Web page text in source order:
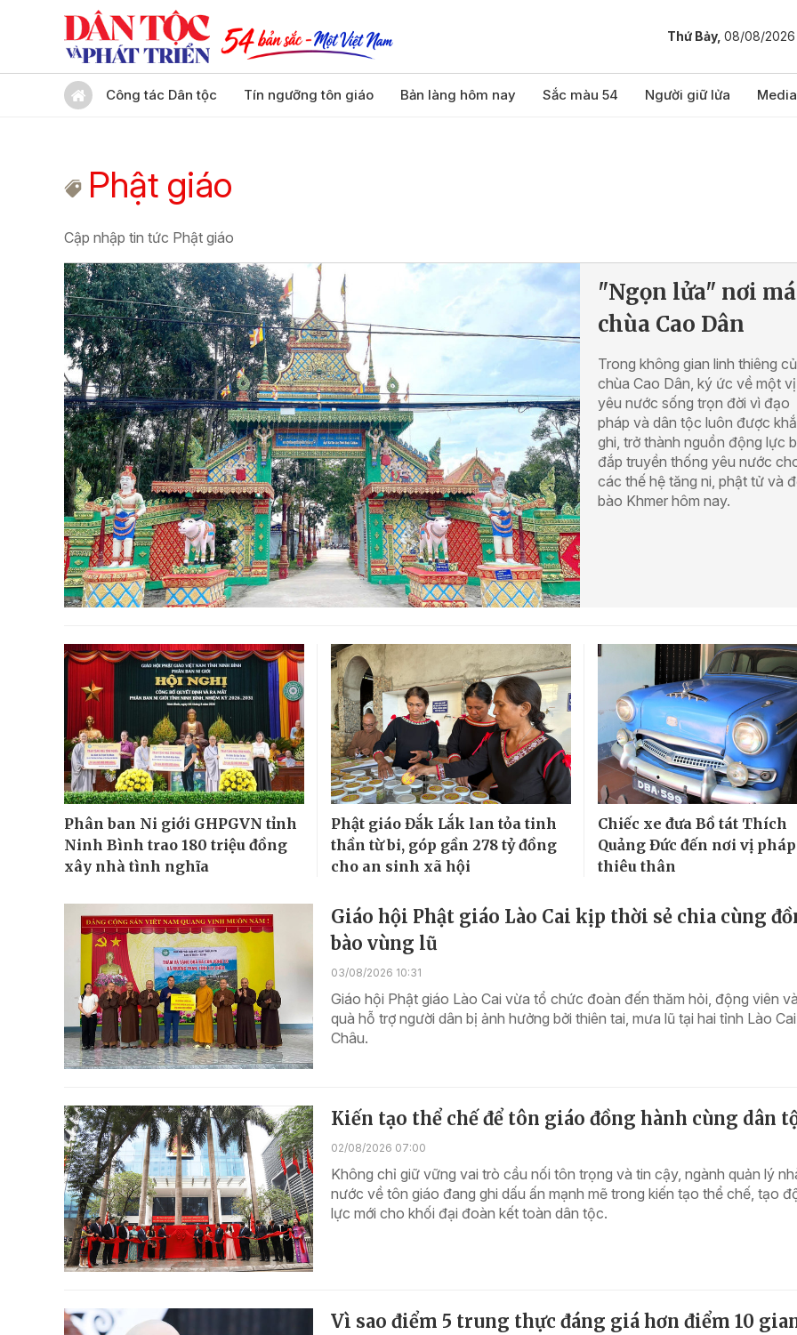
Thứ Bảy, 08/08/2026
Công tác Dân tộc Tín ngưỡng tôn giáo Bản làng hôm nay Sắc màu 54 Người giữ lửa Media
Phật giáo
Cập nhập tin tức Phật giáo
"Ngọn lửa" nơi
chùa Cao Dân
Trong không gian linh thiêng
chùa Cao Dân, ký ức về một
yêu nước sống trọn đời vì đạo
pháp và dân tộc luôn được
ghi, trở thành nguồn động lực
đắp truyền thống yêu nước
các thế hệ tăng ni, phật tử và
bào Khmer hôm nay.
Phân ban Ni giới GHPGVN tỉnh
Ninh Bình trao 180 triệu đồng
xây nhà tình nghĩa
Phật giáo Đắk Lắk lan tỏa tinh
thần từ bi, góp gần 278 tỷ đồng
cho an sinh xã hội
Chiếc xe đưa Bồ tát Thích
Quảng Đức đến nơi vị pháp
thiêu thân
Giáo hội Phật giáo Lào Cai kịp thời sẻ chia cùng
bào vùng lũ
03/08/2026 10:31
Giáo hội Phật giáo Lào Cai vừa tổ chức đoàn đến thăm hỏi, động viên
quà hỗ trợ người dân bị ảnh hưởng bởi thiên tai, mưa lũ tại hai tỉnh Lào
Châu.
Kiến tạo thể chế để tôn giáo đồng hành cùng dân
02/08/2026 07:00
Không chỉ giữ vững vai trò cầu nối tôn trọng và tin cậy, ngành quản lý
nước về tôn giáo đang ghi dấu ấn mạnh mẽ trong kiến tạo thể chế, tạo
lực mới cho khối đại đoàn kết toàn dân tộc.
Vì sao điểm 5 trung thực đáng giá hơn điểm 10